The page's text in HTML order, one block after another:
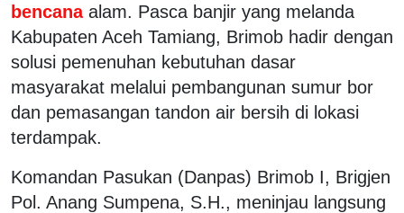
bencana alam. Pasca banjir yang melanda
Kabupaten Aceh Tamiang, Brimob hadir dengan
solusi pemenuhan kebutuhan dasar
masyarakat melalui pembangunan sumur bor
dan pemasangan tandon air bersih di lokasi
terdampak.
Komandan Pasukan (Danpas) Brimob I, Brigjen
Pol. Anang Sumpena, S.H., meninjau langsung